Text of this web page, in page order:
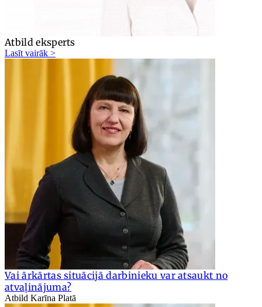
Atbild eksperts
Lasīt vairāk >
Vai ārkārtas situācijā darbinieku var atsaukt no
atvaļinājuma?
Atbild Karīna Platā